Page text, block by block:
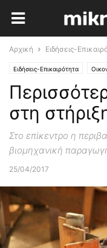
Αρχική Ειδήσεις-
Ειδήσεις-Επικαιρότητα
στη
Στο επίκεντρο η
βιομηχανική
25/04/2017